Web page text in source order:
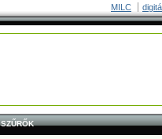
MILC
SZŰRŐK